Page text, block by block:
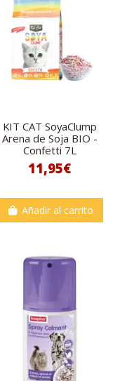
KIT CAT SoyaClump
Arena de Soja BIO -
Confetti 7L
11,95€
Añadir al carrito